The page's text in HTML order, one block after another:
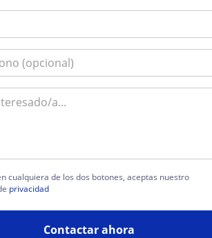
cualquiera de los dos botones, aceptas nuestro
privacidad
Contactar ahora